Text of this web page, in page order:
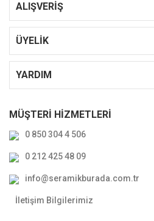
ALIŞVERİŞ
ÜYELİK
YARDIM
MÜŞTERİ HİZMETLERİ
0 850 304 4 506
0 212 425 48 09
info@seramikburada.com.tr
İletişim Bilgilerimiz